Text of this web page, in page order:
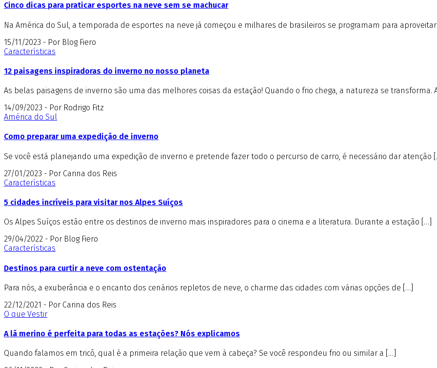
Cinco dicas para praticar esportes na neve sem se machucar
Na América do Sul, a temporada de esportes na neve já começou e milhares de brasileiros se programam para aproveitar
15/11/2023 - Por Blog Fiero
Características
12 paisagens inspiradoras do inverno no nosso planeta
As belas paisagens de inverno são uma das melhores coisas da estação! Quando o frio chega, a natureza se transforma.
14/09/2023 - Por Rodrigo Fitz
América do Sul
Como preparar uma expedição de inverno
Se você está planejando uma expedição de inverno e pretende fazer todo o percurso de carro, é necessário dar atenção
27/01/2023 - Por Carina dos Reis
Características
5 cidades incríveis para visitar nos Alpes Suíços
Os Alpes Suíços estão entre os destinos de inverno mais inspiradores para o cinema e a literatura. Durante a estação […]
29/04/2022 - Por Blog Fiero
Características
Destinos para curtir a neve com ostentação
Para nós, a exuberância e o encanto dos cenários repletos de neve, o charme das cidades com várias opções de […]
22/12/2021 - Por Carina dos Reis
O que Vestir
A lã merino é perfeita para todas as estações? Nós explicamos
Quando falamos em tricô, qual é a primeira relação que vem à cabeça? Se você respondeu frio ou similar a […]